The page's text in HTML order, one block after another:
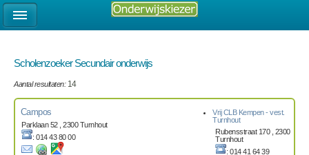
Scholenzoeker Secundair onderwijs
Aantal resultaten: 14
Campos
Parklaan 52 , 2300 Turnhout
: 014 43 80 00
Vrij CLB Kempen - vest.
Turnhout
Rubensstraat 170 , 2300
Turnhout
: 014 41 64 39